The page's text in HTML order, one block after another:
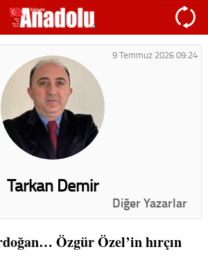
9 Temmuz 2026 09:24
Tarkan Demir
Diğer Yazarlar
Özgür Özel’in hırçın